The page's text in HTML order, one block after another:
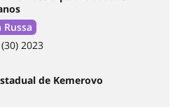
Russa
2023
de Kemerovo